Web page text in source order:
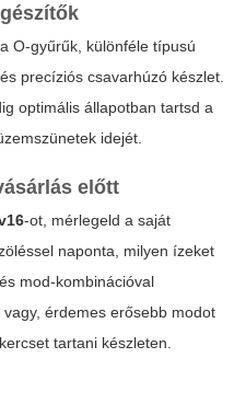
O-gyűrűk, különféle típusú
precíziós csavarhúzó készlet.
optimális állapotban tartsd a
idejét.
előtt
-ot, mérlegeld a saját
naponta, milyen ízeket
mod-kombinációval
érdemes erősebb modot
tartani készleten.